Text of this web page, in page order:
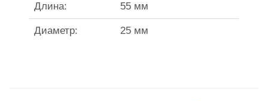
Длина: 55 мм
Диаметр: 25 мм